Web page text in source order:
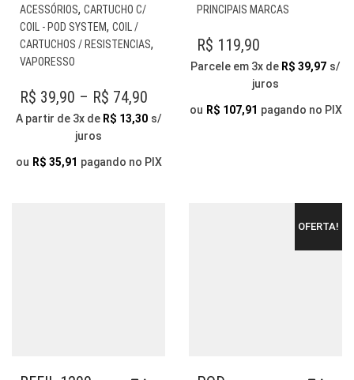
ACESSÓRIOS, CARTUCHO C/
COIL - POD SYSTEM, COIL /
CARTUCHOS / RESISTENCIAS,
VAPORESSO
VARIANTES.
OPÇÕES
PODEM
ESCOLHIDAS
R$ 39,90 – R$ 74,90
RANGE:
THROUGH
A partir de 3x de R$ 13,30 s/
juros
ou R$ 35,91 pagando no PIX
PRINCIPAIS MARCAS
R$ 119,90
Parcele em 3x de R$ 39,97 s/
juros
ou R$ 107,91 pagando no PIX
OFERTA!